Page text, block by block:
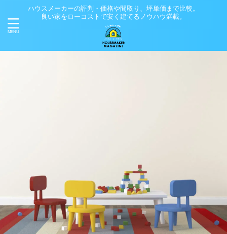
ハウスメーカーの評判・価格や間取り、坪単価まで比較。
良い家をローコストで安く建てるノウハウ満載。